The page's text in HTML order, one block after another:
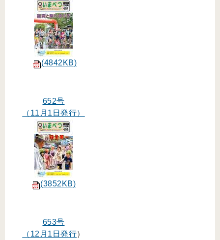
(4842KB)
652号
（11月1日発行）
(3852KB)
653号
（12月1日発行）